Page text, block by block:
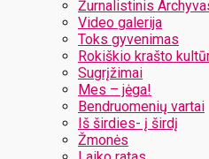
Žurnalistinis
Video galerija
Toks gyvenimas
Rokiškio krašto
Sugrįžimai
Mes – jėga!
Bendruomenių vartai
Iš širdies- į širdį
Žmonės